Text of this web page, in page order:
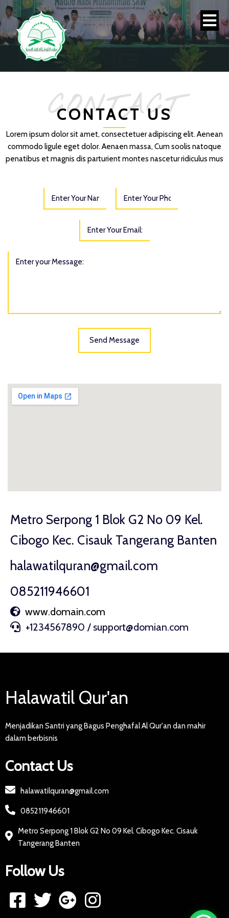
CONTACT US
CONTACT
Lorem ipsum dolor sit amet, consectetuer adipiscing elit. Aenean
commodo ligule eget dolor. Aenaen massa, Cum soolis natoque
penatibus et magnis dis parturient montes nascetur ridiculus mus
Send Message
Metro Serpong 1 Blok G2 No 09 Kel.
Cibogo Kec. Cisauk Tangerang Banten
halawatilquran@gmail.com
085211946601
www.domain.com
+1234567890 / support@domian.com
Halawatil Qur'an
Menjadikan Santri yang Bagus Penghafal Al Qur'an dan mahir
dalam berbisnis
Contact Us
halawatilquran@gmail.com
085211946601
Metro Serpong 1 Blok G2 No 09 Kel. Cibogo Kec. Cisauk
Tangerang Banten
Follow Us